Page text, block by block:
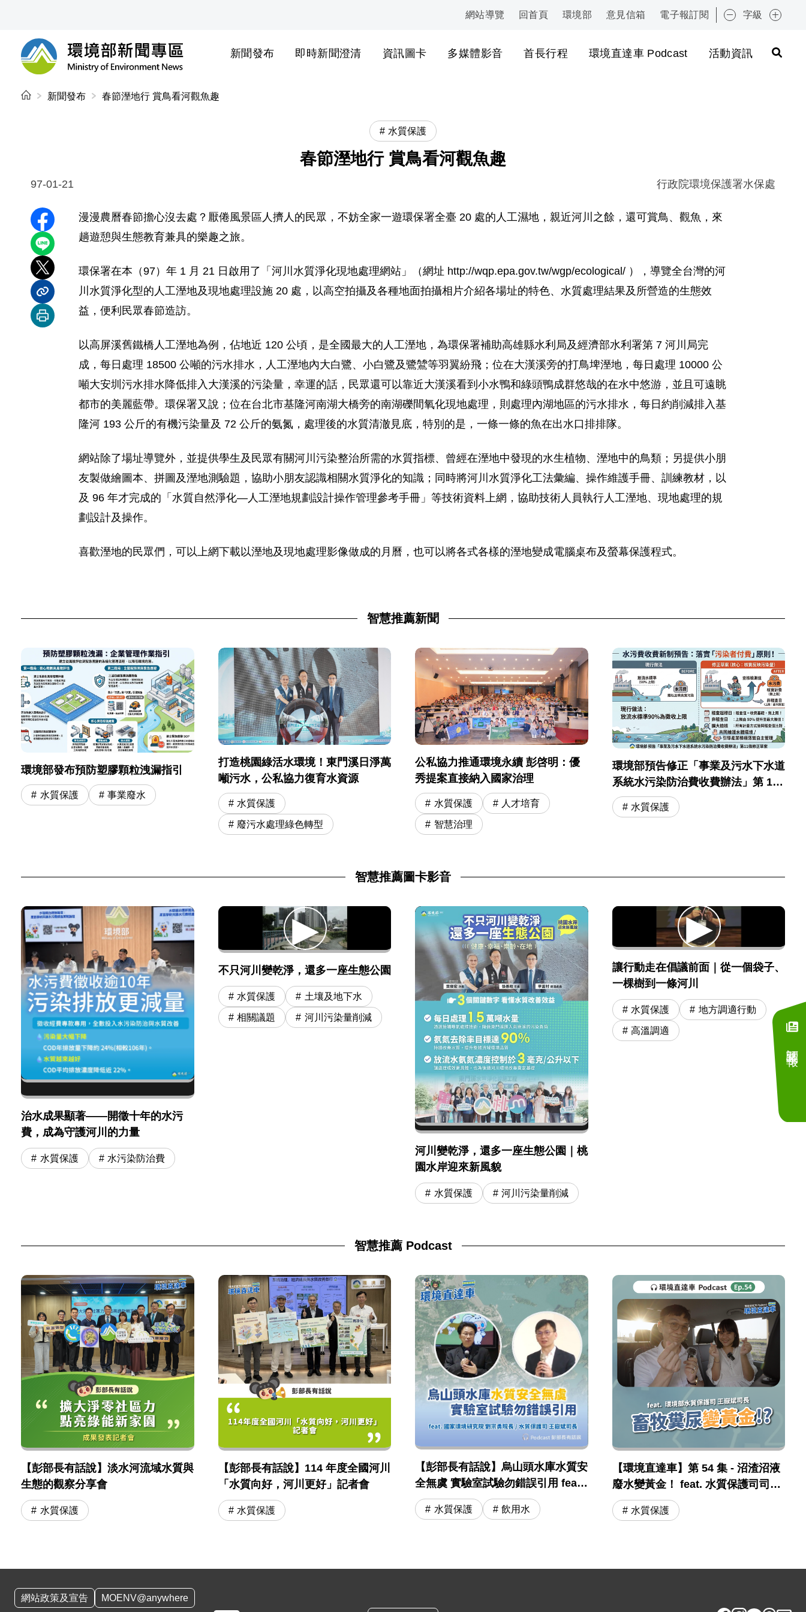
:::
網站導覽 回首頁 環境部 意見信箱 電子報訂閱 字級
環境部新聞專區
新聞發布 即時新聞澄清 資訊圖卡 多媒體影音 首長行程 環境直達車 Podcast 活動資訊
:::
新聞發布 春節溼地行 賞鳥看河觀魚趣
水質保護
春節溼地行 賞鳥看河觀魚趣
97-01-21 行政院環境保護署水保處
分享至 Facebook
分享到 LINE
分享到 X
分享內容連結
列印本頁
漫漫農曆春節擔心沒去處？厭倦風景區人擠人的民眾，不妨全家一遊環保署全臺 20 處的人工濕地，親近河川之餘，還可賞鳥、觀魚，來
趟遊憩與生態教育兼具的樂趣之旅。
環保署在本（97）年 1 月 21 日啟用了「河川水質淨化現地處理網站」（網址 http://wqp.epa.gov.tw/wgp/ecological/ ），導覽全台灣的河
川水質淨化型的人工溼地及現地處理設施 20 處，以高空拍攝及各種地面拍攝相片介紹各場址的特色、水質處理結果及所營造的生態效
益，便利民眾春節造訪。
以高屏溪舊鐵橋人工溼地為例，佔地近 120 公頃，是全國最大的人工溼地，為環保署補助高雄縣水利局及經濟部水利署第 7 河川局完
成，每日處理 18500 公噸的污水排水，人工溼地內大白鷺、小白鷺及鷺鷥等羽翼紛飛；位在大漢溪旁的打鳥埤溼地，每日處理 10000 公
噸大安圳污水排水降低排入大漢溪的污染量，幸運的話，民眾還可以靠近大漢溪看到小水鴨和綠頭鴨成群悠哉的在水中悠游，並且可遠眺
都市的美麗藍帶。環保署又說；位在台北市基隆河南湖大橋旁的南湖礫間氧化現地處理，則處理內湖地區的污水排水，每日約削減排入基
隆河 193 公斤的有機污染量及 72 公斤的氨氮，處理後的水質清澈見底，特別的是，一條一條的魚在出水口排排隊。
網站除了場址導覽外，並提供學生及民眾有關河川污染整治所需的水質指標、曾經在溼地中發現的水生植物、溼地中的鳥類；另提供小朋
友製做繪圖本、拼圖及溼地測驗題，協助小朋友認識相關水質淨化的知識；同時將河川水質淨化工法彙編、操作維護手冊、訓練教材，以
及 96 年才完成的「水質自然淨化—人工溼地規劃設計操作管理參考手冊」等技術資料上網，協助技術人員執行人工溼地、現地處理的規
劃設計及操作。
喜歡溼地的民眾們，可以上網下載以溼地及現地處理影像做成的月曆，也可以將各式各樣的溼地變成電腦桌布及螢幕保護程式。
智慧推薦新聞
環境部發布預防塑膠顆粒洩漏指引
水質保護 事業廢水
打造桃園綠活水環境！東門溪日淨萬
噸污水，公私協力復育水資源
水質保護
廢污水處理綠色轉型
公私協力推通環境永續 彭啓明：優
秀提案直接納入國家治理
水質保護 人才培育
智慧治理
環境部預告修正「事業及污水下水道
系統水污染防治費收費辦法」第 11
條
水質保護
智慧推薦圖卡影音
治水成果顯著——開徵十年的水污
費，成為守護河川的力量
水質保護 水污染防治費
不只河川變乾淨，還多一座生態公園
水質保護 土壤及地下水
相關議題 河川污染量削減
河川變乾淨，還多一座生態公園｜桃
園水岸迎來新風貌
水質保護 河川污染量削減
讓行動走在倡議前面｜從一個袋子、
一棵樹到一條河川
水質保護 地方調適行動
高溫調適
智慧推薦 Podcast
【彭部長有話說】淡水河流域水質與
生態的觀察分享會
水質保護
【彭部長有話說】114 年度全國河川
「水質向好，河川更好」記者會
水質保護
【彭部長有話說】烏山頭水庫水質安
全無虞 實驗室試驗勿錯誤引用 feat .
國環院 劉宗勇院長 / 水保司 王嶽斌
司長
水質保護 飲用水
【環境直達車】第 54 集 - 沼渣沼液
廢水變黃金！ feat. 水質保護司司長
王嶽斌 司長
水質保護
網站政策及宣告 MOENV@anywhere